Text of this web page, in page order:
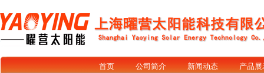
首页 公司简介 新闻动态 产品展